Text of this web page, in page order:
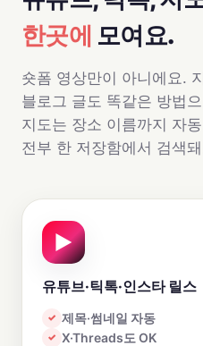
한곳에 모여요.
숏폼 영상만이 아니에요.
블로그 글도 똑같은 방법
지도는 장소 이름까지 자
전부 한 저장함에서 검색
▶
유튜브·틱톡·인스타 릴스
✓ 제목·썸네일 자동
✓ X·Threads도 OK